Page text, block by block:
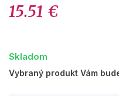
15.51 €
Skladom
Vybraný produkt Vám